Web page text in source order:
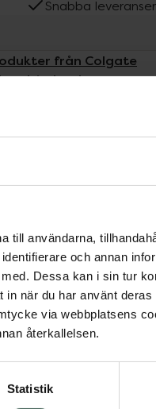
till användarna,
och annan
Dessa kan i sin tur
in när du har använt
via webbplatsens
återkallelsen.
Statistik
Snabba leveranser
från Colgate
erbjudanden